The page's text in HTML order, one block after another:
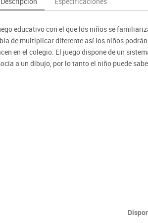
Protección deportiva
Psicomotricidad
Monitores interactivos
Pantallas de proyección
Soportes
Videoproyección
educativo con el que los niños se
de multiplicar diferente así los niños
en el colegio. El juego dispone de un
a un dibujo, por lo tanto el niño puede